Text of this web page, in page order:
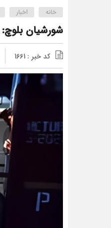
خانه اخبار
شورشیان
کد خبر : 1661